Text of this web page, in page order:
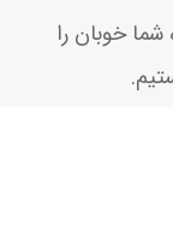
شما خوبان را